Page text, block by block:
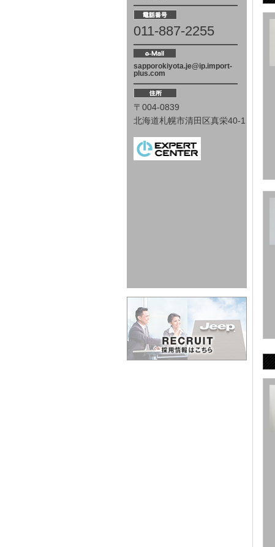
011-887-2255
sapporokiyota.je@ip.import-
plus.com
〒004-0839
北海道札幌市清田区真栄40-1